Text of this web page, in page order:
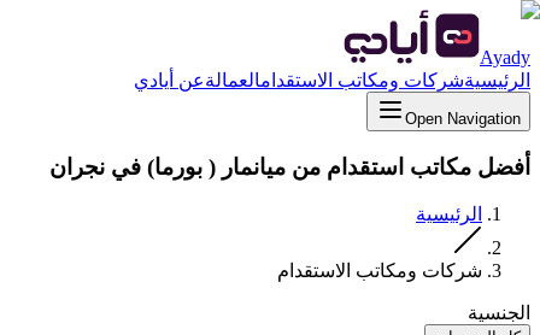
Ayady
الرئيسيةشركات ومكاتب الاستقدامالعمالةعن أيادي
Open Navigation
أفضل مكاتب استقدام من ميانمار ( بورما) في نجران
الرئيسية
شركات ومكاتب الاستقدام
الجنسية